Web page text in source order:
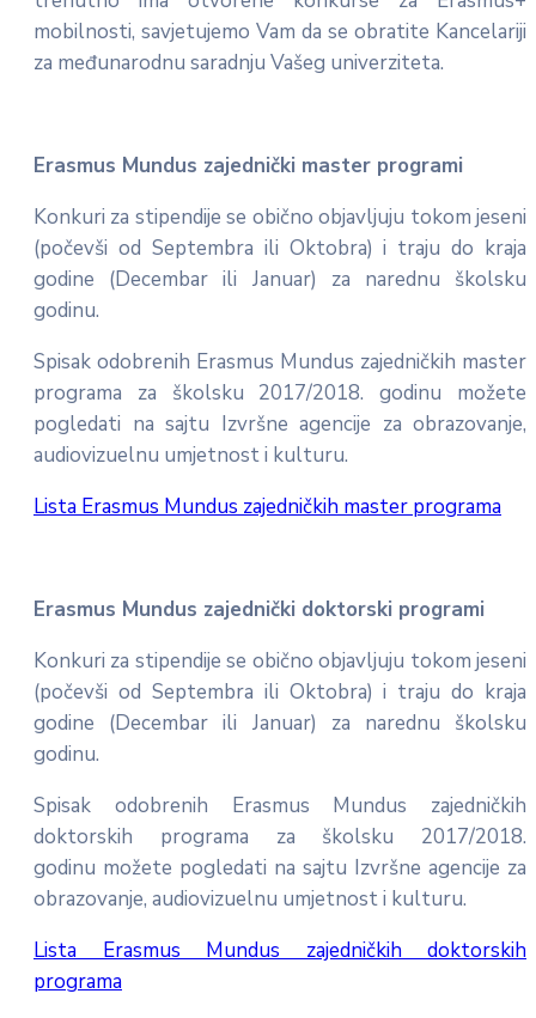
mobilnosti, savjetujemo Vam da se obratite Kancelariji
za međunarodnu saradnju Vašeg univerziteta.
Erasmus Mundus zajednički master programi
Konkuri za stipendije se obično objavljuju tokom jeseni
(počevši od Septembra ili Oktobra) i traju do kraja
godine (Decembar ili Januar) za narednu školsku
godinu.
Spisak odobrenih Erasmus Mundus zajedničkih master
programa za školsku 2017/2018. godinu možete
pogledati na sajtu Izvršne agencije za obrazovanje,
audiovizuelnu umjetnost i kulturu.
Lista Erasmus Mundus zajedničkih master programa
Erasmus Mundus zajednički doktorski programi
Konkuri za stipendije se obično objavljuju tokom jeseni
(počevši od Septembra ili Oktobra) i traju do kraja
godine (Decembar ili Januar) za narednu školsku
godinu.
Spisak odobrenih Erasmus Mundus zajedničkih
doktorskih programa za školsku 2017/2018.
godinu možete pogledati na sajtu Izvršne agencije za
obrazovanje, audiovizuelnu umjetnost i kulturu.
Lista Erasmus Mundus zajedničkih doktorskih
programa